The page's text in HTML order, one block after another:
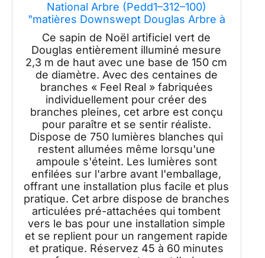
National Arbre (Pedd1–312–100)
"matières Downswept Douglas Arbre à
charnière avec 1000 Clair lumières
Traditionnelle 7.5' Vert
Ce sapin de Noël artificiel vert de
Douglas entièrement illuminé mesure
2,3 m de haut avec une base de 150 cm
de diamètre. Avec des centaines de
branches « Feel Real » fabriquées
individuellement pour créer des
branches pleines, cet arbre est conçu
pour paraître et se sentir réaliste.
Dispose de 750 lumières blanches qui
restent allumées même lorsqu'une
ampoule s'éteint. Les lumières sont
enfilées sur l'arbre avant l'emballage,
offrant une installation plus facile et plus
pratique. Cet arbre dispose de branches
articulées pré-attachées qui tombent
vers le bas pour une installation simple
et se replient pour un rangement rapide
et pratique. Réservez 45 à 60 minutes